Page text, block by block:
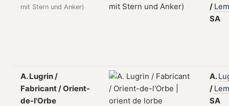
mit Stern und Anker)
/
SA
A. Lugrin /
Fabricant / Orient-
de-l'Orbe
A.
/
SA